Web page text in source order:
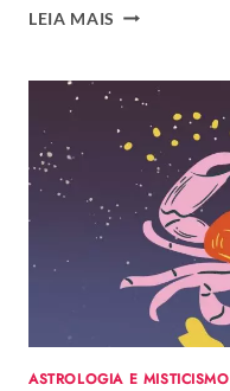
LEIA MAIS HORÓSCOPO
PARA
VIRGEM:
VEJA
PREVISÃO
DO
SIGNO
HOJE,
TERÇA,
27/05/2025
ASTROLOGIA E MISTICISMO